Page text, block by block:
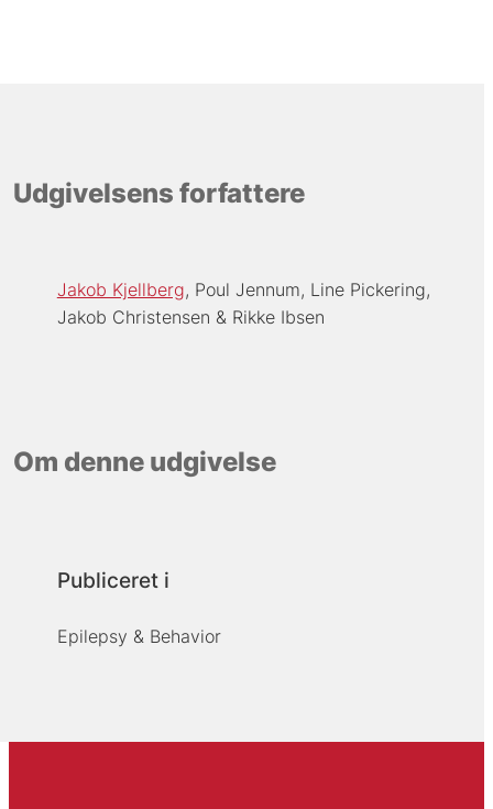
Udgivelsens forfattere
Jakob Kjellberg Poul Jennum Line Pickering
Jakob Christensen
Rikke Ibsen
Om denne udgivelse
Publiceret i
Epilepsy & Behavior